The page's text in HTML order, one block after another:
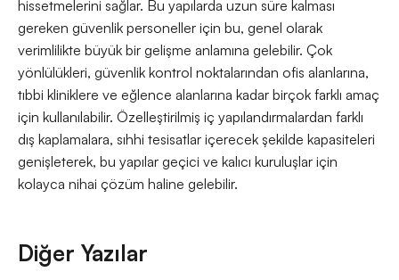
hissetmelerini sağlar. Bu yapılarda uzun süre kalması
gereken güvenlik personeller için bu, genel olarak
verimlilikte büyük bir gelişme anlamına gelebilir. Çok
yönlülükleri, güvenlik kontrol noktalarından ofis alanlarına,
tıbbi kliniklere ve eğlence alanlarına kadar birçok farklı amaç
için kullanılabilir. Özelleştirilmiş iç yapılandırmalardan farklı
dış kaplamalara, sıhhi tesisatlar içerecek şekilde kapasiteleri
genişleterek, bu yapılar geçici ve kalıcı kuruluşlar için
kolayca nihai çözüm haline gelebilir.
Diğer Yazılar